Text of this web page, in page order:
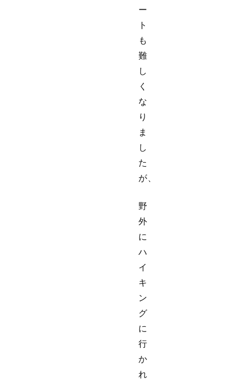
ー
ト
も
難
し
く
な
り
ま
し
た
が、
野
外
に
ハ
イ
キ
ン
グ
に
行
か
れ